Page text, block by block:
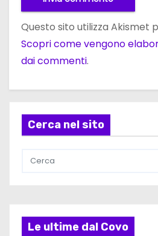
Questo sito utilizza Akismet
Scopri come vengono
dai commenti.
Cerca nel sito
Le ultime dal Covo